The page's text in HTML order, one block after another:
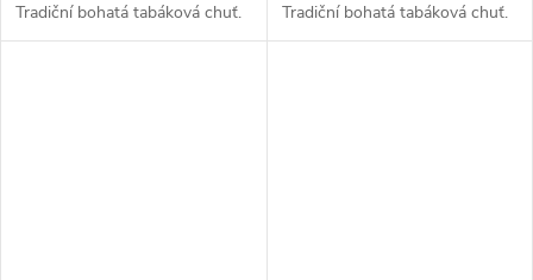
Tradiční bohatá tabáková chuť. Tradiční bohatá tabáková chuť.